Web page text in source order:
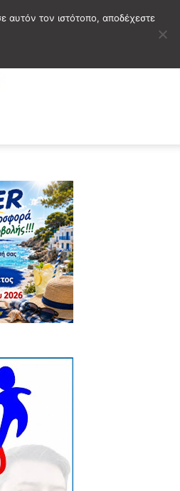
αυτόν τον ιστότοπο, αποδέχεστε